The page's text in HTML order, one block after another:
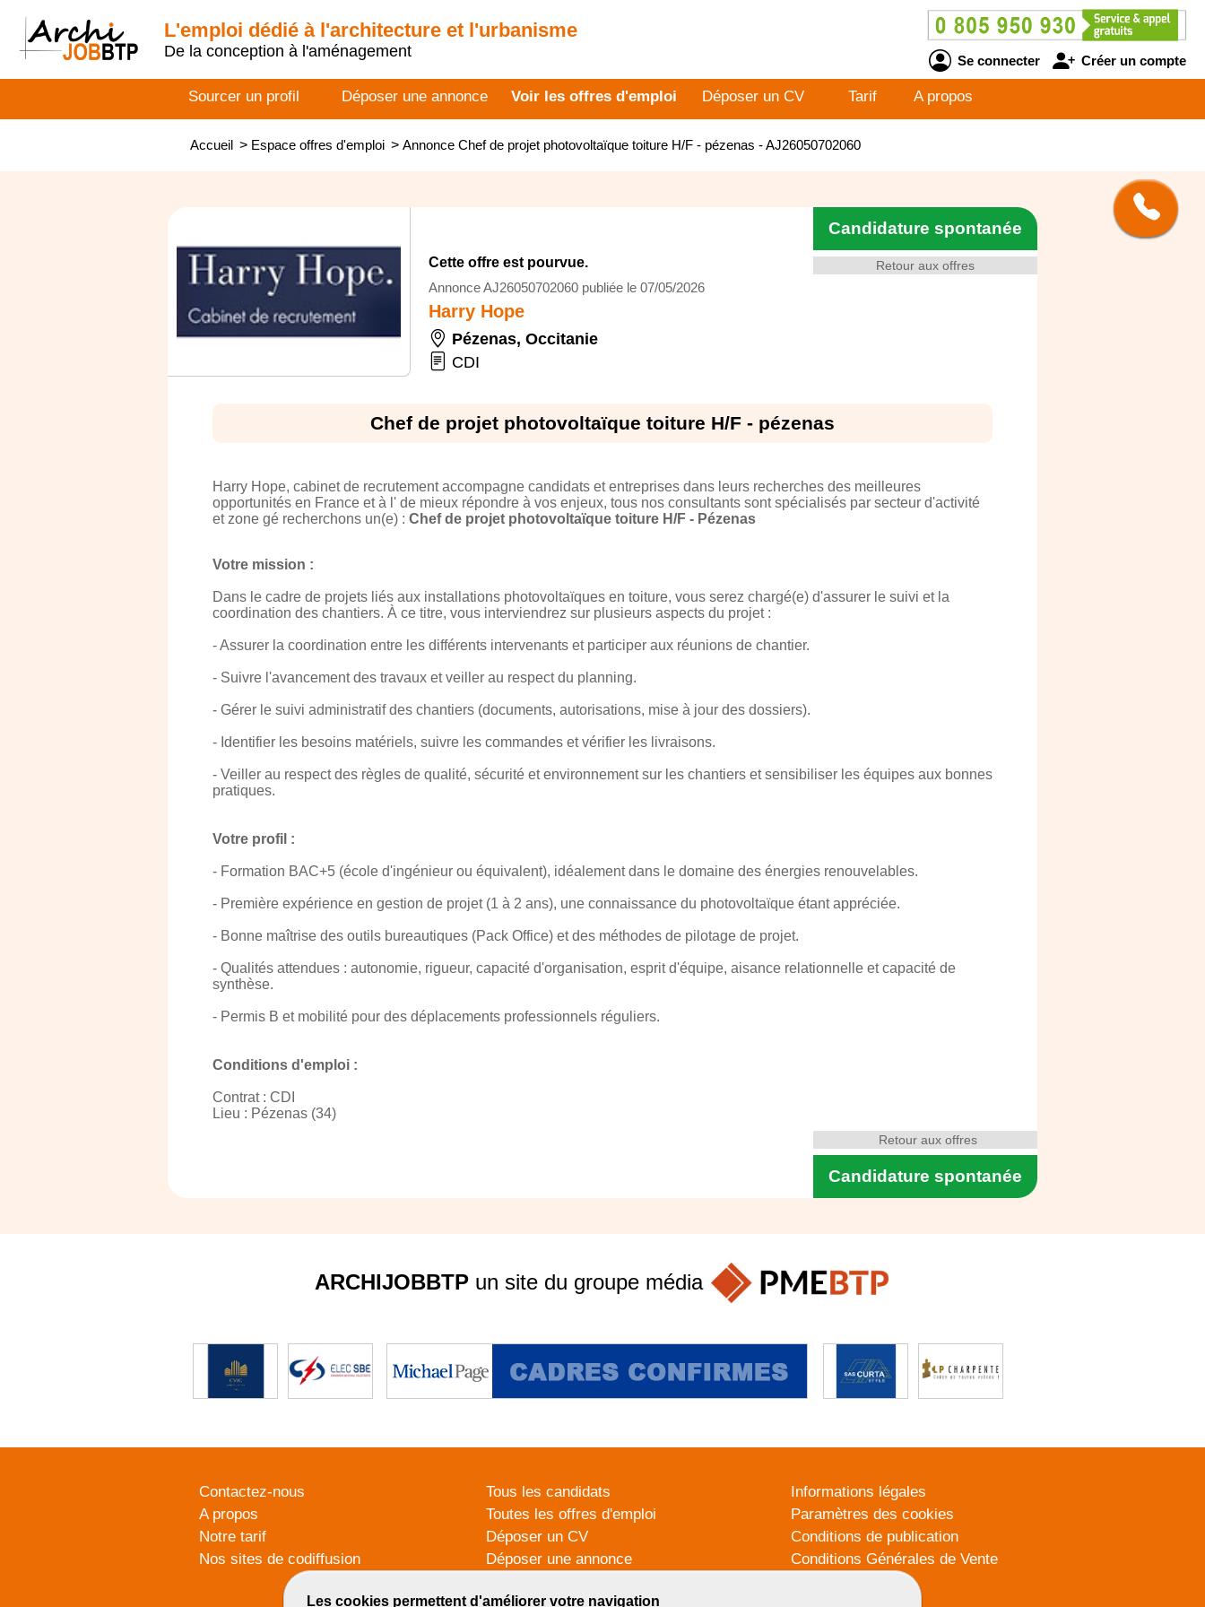
L'emploi dédié à l'architecture et l'urbanisme
De la conception à l'aménagement
Se connecter Créer un compte
Sourcer un profil Déposer une annonce Voir les offres d'emploi Déposer un CV Tarif A propos
Accueil > Espace offres d'emploi > Annonce Chef de projet photovoltaïque toiture H/F - pézenas - AJ26050702060
Retour aux offres
Candidature spontanée
Cette offre est pourvue.
Annonce AJ26050702060 publiée le 07/05/2026
Harry Hope
Pézenas, Occitanie
CDI
Chef de projet photovoltaïque toiture H/F - pézenas
Harry Hope, cabinet de recrutement accompagne candidats et entreprises dans leurs recherches des meilleures
opportunités en France et à l' de mieux répondre à vos enjeux, tous nos consultants sont spécialisés par secteur d'activité
et zone gé recherchons un(e) : Chef de projet photovoltaïque toiture H/F - Pézenas
Votre mission :
Dans le cadre de projets liés aux installations photovoltaïques en toiture, vous serez chargé(e) d'assurer le suivi et la
coordination des chantiers. À ce titre, vous interviendrez sur plusieurs aspects du projet :
- Assurer la coordination entre les différents intervenants et participer aux réunions de chantier.
- Suivre l'avancement des travaux et veiller au respect du planning.
- Gérer le suivi administratif des chantiers (documents, autorisations, mise à jour des dossiers).
- Identifier les besoins matériels, suivre les commandes et vérifier les livraisons.
- Veiller au respect des règles de qualité, sécurité et environnement sur les chantiers et sensibiliser les équipes aux bonnes
pratiques.
Votre profil :
- Formation BAC+5 (école d'ingénieur ou équivalent), idéalement dans le domaine des énergies renouvelables.
- Première expérience en gestion de projet (1 à 2 ans), une connaissance du photovoltaïque étant appréciée.
- Bonne maîtrise des outils bureautiques (Pack Office) et des méthodes de pilotage de projet.
- Qualités attendues : autonomie, rigueur, capacité d'organisation, esprit d'équipe, aisance relationnelle et capacité de
synthèse.
- Permis B et mobilité pour des déplacements professionnels réguliers.
Conditions d'emploi :
Contrat : CDI
Lieu : Pézenas (34)
Candidature spontanée
Retour aux offres
Les cookies permettent d'améliorer votre navigation
ARCHIJOBBTPun site du groupe média
Contactez-nous
A propos
Notre tarif
Nos sites de codiffusion
Tous les candidats
Toutes les offres d'emploi
Déposer un CV
Déposer une annonce
Informations légales
Paramètres des cookies
Conditions de publication
Conditions Générales de Vente